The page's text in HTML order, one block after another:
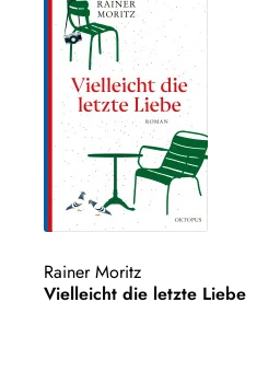
Rainer Moritz
Vielleicht die letzte Liebe